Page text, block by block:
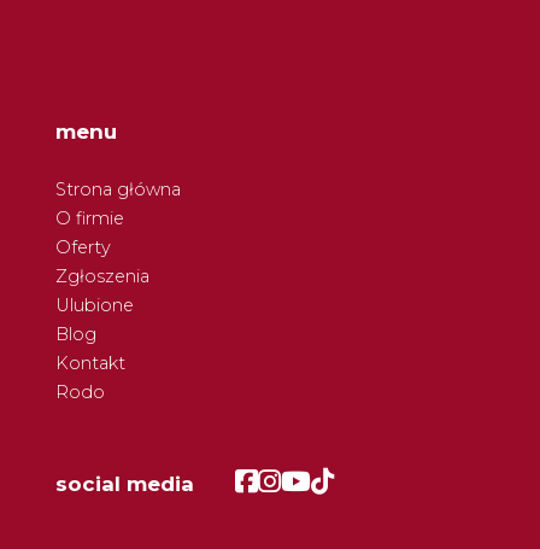
menu
Strona główna
O firmie
Oferty
Zgłoszenia
Ulubione
Blog
Kontakt
Rodo
social media Facebook
Facebook
Facebook
Facebook